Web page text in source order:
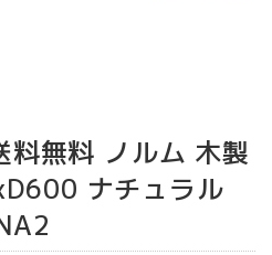
料無料 ノルム 木製
ナチュラル